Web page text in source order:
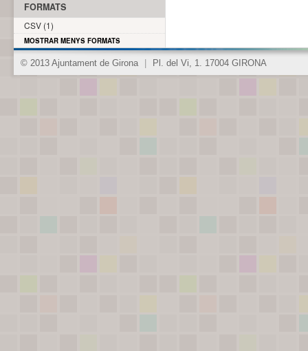
FORMATS
CSV (1)
MOSTRAR MENYS FORMATS
© 2013 Ajuntament de Girona Pl. del Vi, 1. 17004 GIRONA